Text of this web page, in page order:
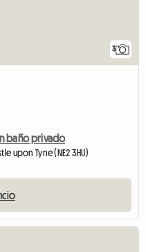
3
baño privado
upon Tyne (NE2 3HU)